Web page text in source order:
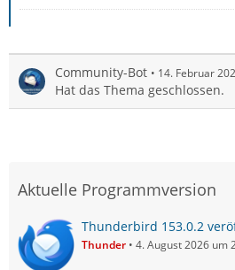
Community-Bot 14. Februar
Hat das Thema geschlossen.
Aktuelle Programmversion
Thunderbird 153.0.2
Thunder 4. August 2026 um